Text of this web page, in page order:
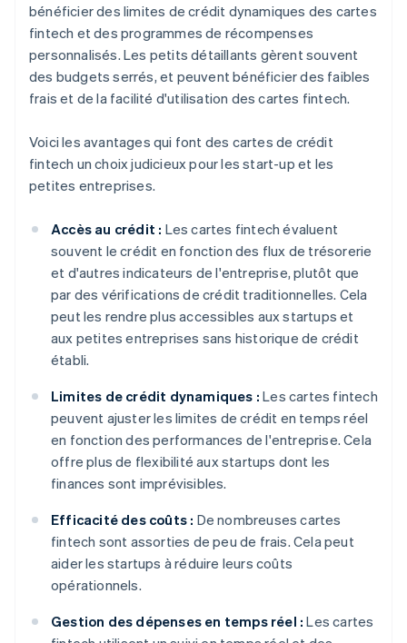
bénéficier des limites de crédit dynamiques des cartes
fintech et des programmes de récompenses
personnalisés. Les petits détaillants gèrent souvent
des budgets serrés, et peuvent bénéficier des faibles
frais et de la facilité d'utilisation des cartes fintech.
Voici les avantages qui font des cartes de crédit
fintech un choix judicieux pour les start-up et les
petites entreprises.
Accès au crédit : Les cartes fintech évaluent
souvent le crédit en fonction des flux de trésorerie
et d'autres indicateurs de l'entreprise, plutôt que
par des vérifications de crédit traditionnelles. Cela
peut les rendre plus accessibles aux startups et
aux petites entreprises sans historique de crédit
établi.
Limites de crédit dynamiques : Les cartes fintech
peuvent ajuster les limites de crédit en temps réel
en fonction des performances de l'entreprise. Cela
offre plus de flexibilité aux startups dont les
finances sont imprévisibles.
Efficacité des coûts : De nombreuses cartes
fintech sont assorties de peu de frais. Cela peut
aider les startups à réduire leurs coûts
opérationnels.
Gestion des dépenses en temps réel : Les cartes